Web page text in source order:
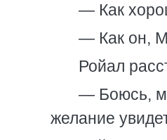
— Как
— Как он,
Ройал
— Боюсь,
желание